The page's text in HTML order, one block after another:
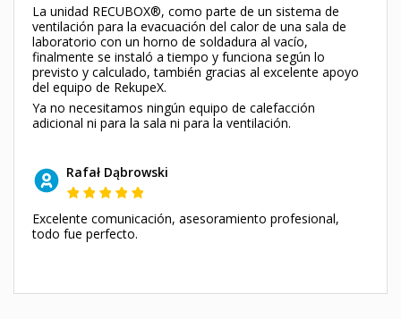
La unidad RECUBOX®, como parte de un sistema de
ventilación para la evacuación del calor de una sala de
laboratorio con un horno de soldadura al vacío,
finalmente se instaló a tiempo y funciona según lo
previsto y calculado, también gracias al excelente apoyo
del equipo de RekupeX.
Ya no necesitamos ningún equipo de calefacción
adicional ni para la sala ni para la ventilación.
Rafał Dąbrowski
Excelente comunicación, asesoramiento profesional,
todo fue perfecto.